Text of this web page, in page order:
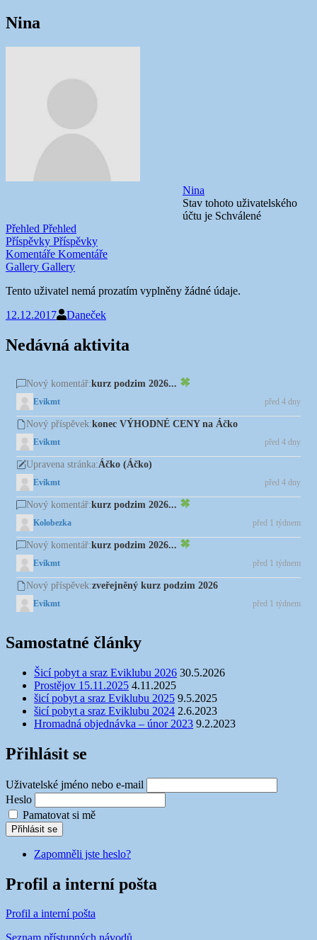
Nina
Nina
Stav tohoto uživatelského
účtu je Schválené
Přehled Přehled
Příspěvky Příspěvky
Komentáře Komentáře
Gallery Gallery
Tento uživatel nemá prozatím vyplněny žádné údaje.
12.12.2017
Daneček
Nedávná aktivita
Nový komentář:kurz podzim 2026...
Evikmt před 4 dny
Nový příspěvek:konec VÝHODNÉ CENY na Áčko
Evikmt před 4 dny
Upravena stránka:Áčko (Áčko)
Evikmt před 4 dny
Nový komentář:kurz podzim 2026...
Kolobezka před 1 týdnem
Nový komentář:kurz podzim 2026...
Evikmt před 1 týdnem
Nový příspěvek:zveřejněný kurz podzim 2026
Evikmt před 1 týdnem
Samostatné články
Šicí pobyt a sraz Eviklubu 2026 30.5.2026
Prostějov 15.11.2025 4.11.2025
šicí pobyt a sraz Eviklubu 2025 9.5.2025
šicí pobyt a sraz Eviklubu 2024 2.6.2023
Hromadná objednávka – únor 2023 9.2.2023
Přihlásit se
Uživatelské jméno nebo e-mail
Heslo
Pamatovat si mě
Přihlásit se
Zapomněli jste heslo?
Profil a interní pošta
Profil a interní pošta